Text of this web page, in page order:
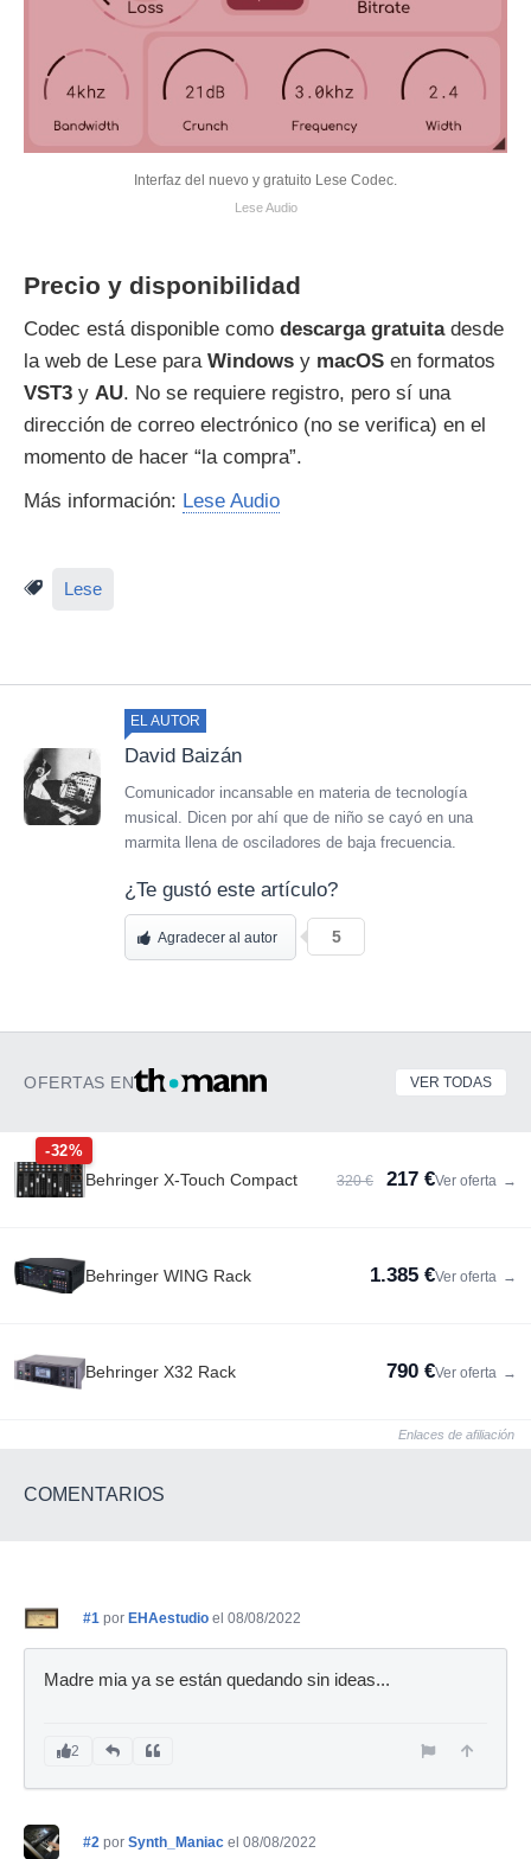
Interfaz del nuevo y gratuito Lese Codec.
Lese Audio
Precio y disponibilidad
Codec está disponible como descarga gratuitadesde
la web de Lese para Windows y macOS en formatos
VST3 y AU. No se requiere registro, pero sí una
dirección de correo electrónico (no se verifica) en el
momento de hacer “la compra”.
Más información: Lese Audio
Lese
EL AUTOR
David Baizán
Comunicador incansable en materia de tecnología
musical. Dicen por ahí que de niño se cayó en una
marmita llena de osciladores de baja frecuencia.
¿Te gustó este artículo?
Agradecer al autor 5
OFERTAS EN VER TODAS
-32%
Behringer X-Touch Compact 320 € 217 €Ver oferta →
Behringer WING Rack 1.385 €Ver oferta →
Behringer X32 Rack 790 €Ver oferta →
Enlaces de afiliación
COMENTARIOS
#1 por EHAestudio el 08/08/2022
Madre mia ya se están quedando sin ideas...
2
#2 por Synth_Maniac el 08/08/2022